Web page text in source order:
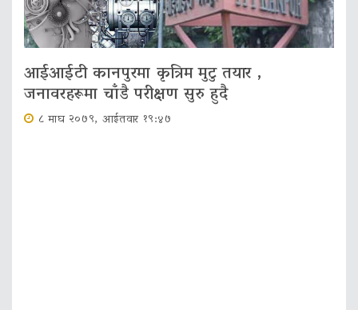
आईआईटी कानपुरमा कृत्रिम मुटु तयार ,
जनावरहरूमा चाँडै परीक्षण सुरु हुदै
८ माघ २०७९, आईतवार १९:४७